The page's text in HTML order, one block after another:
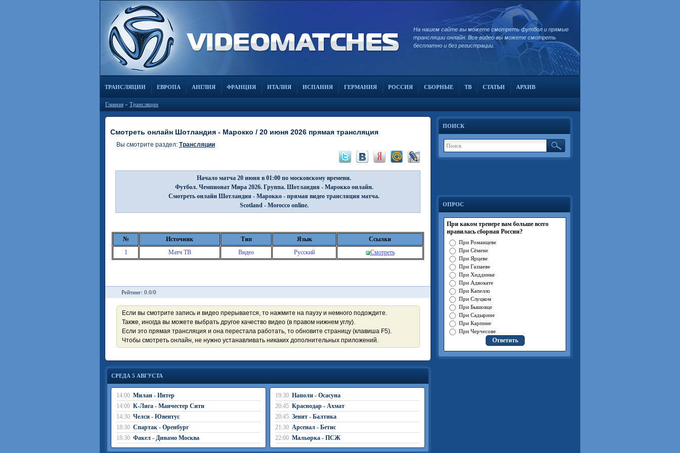
На нашем сайте вы можете смотреть футбол и прямые
трансляции онлайн. Все видео вы можете смотреть
бесплатно и без регистрации.
ТРАНСЛЯЦИИ ЕВРОПА АНГЛИЯ ФРАНЦИЯ ИТАЛИЯ ИСПАНИЯ ГЕРМАНИЯ РОССИЯ СБОРНЫЕ ТВ СТАТЬИ АРХИВ
Главная » Трансляции
Смотреть онлайн Шотландия - Марокко / 20 июня 2026 прямая трансляция
Вы смотрите раздел: Трансляции
Начало матча 20 июня в 01:00 по московскому времени.
Футбол. Чемпионат Мира 2026. Группа. Шотландия - Марокко онлайн.
Смотреть онлайн Шотландия - Марокко - прямая видео трансляция матча.
Scotland - Morocco online.
№ Источник Тип Язык
Ссылки
1
Матч ТВ Видео Русский Смотреть
Рейтинг: 0.0/0
Если вы смотрите запись и видео прерывается, то нажмите на паузу и немного подождите.
Также, иногда вы можете выбрать другое качество видео (в правом нижнем углу).
Если это прямая трансляция и она перестала работать, то обновите страницу (клавиша F5).
Чтобы смотреть онлайн, не нужно устанавливать никаких дополнительных приложений.
СРЕДА 5 АВГУСТА
14:00 Милан - Интер
14:00 К-Лига - Манчестер Сити
14:30 Челси - Ювентус
18:30 Спартак - Оренбург
18:30 Факел - Динамо Москва
19:30 Наполи - Осасуна
20:45 Краснодар - Ахмат
20:45 Зенит - Балтика
21:30 Арсенал - Бетис
22:00 Мальорка - ПСЖ
ПОИСК
ОПРОС
При каком тренере вам больше всего
нравилась сборная России?
При Романцеве
При Сёмене
При Ярцеве
При Газзаеве
При Хиддинке
При Адвокате
При Капелло
При Слуцком
При Бышовце
При Садырине
При Карпине
При Черчесове